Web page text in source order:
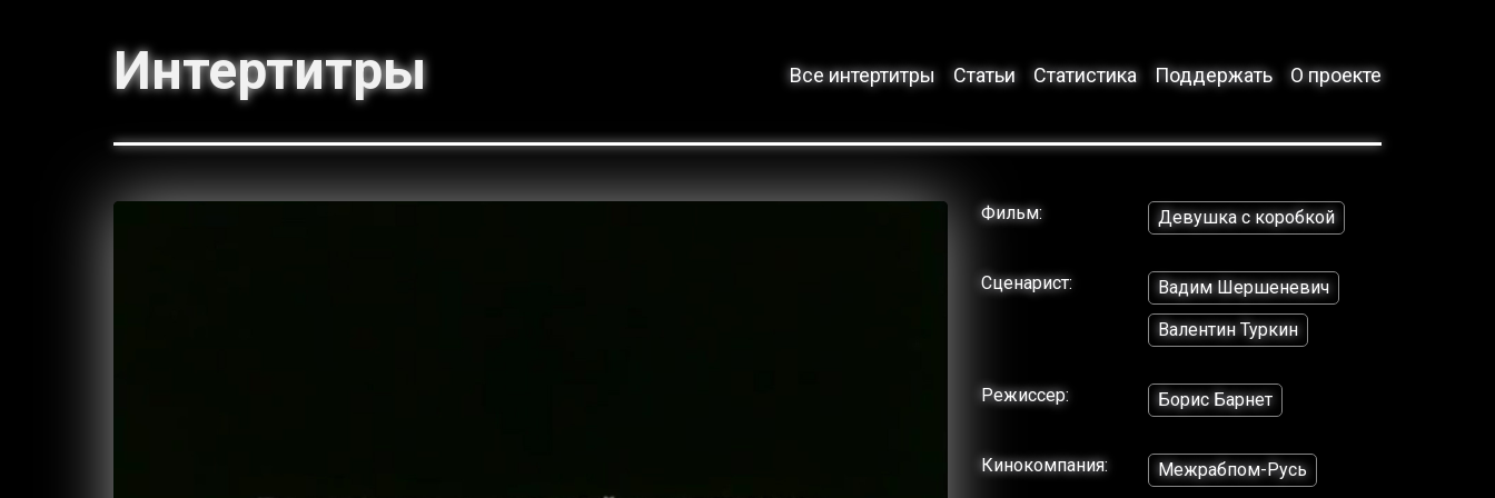
Интертитры Все интертитры Статьи Статистика Поддержать О проекте
Фильм: Девушка с коробкой
Сценарист:
Вадим Шершеневич
Валентин Туркин
Режиссер: Борис Барнет
Кинокомпания: Межрабпом-Русь